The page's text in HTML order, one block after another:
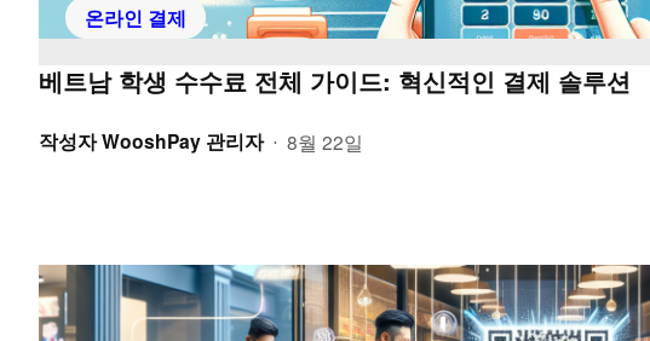
온라인 결제
베트남 학생 수수료 전체 가이드: 혁신적인 결제 솔루션
작성자WooshPay 관리자 • 8월 22일